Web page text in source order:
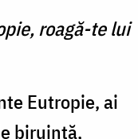
roagă-te lui
Eutropie, ai
biruinţă,